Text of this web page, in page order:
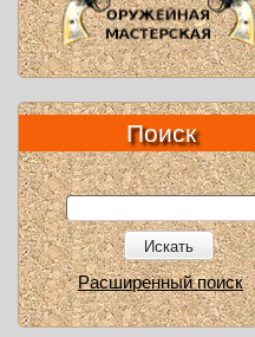
Поиск
Искать
Расширенный поиск